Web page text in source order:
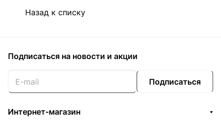
Назад к списку
Подписаться на новости и акции
Подписаться
Интернет-магазин